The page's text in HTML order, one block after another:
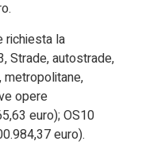
richiesta la
Strade, autostrade,
metropolitane,
opere
euro); OS10
euro).